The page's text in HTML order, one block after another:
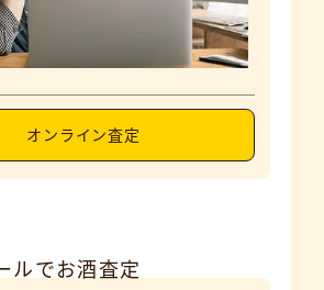
オンライン査定
ルでお酒査定